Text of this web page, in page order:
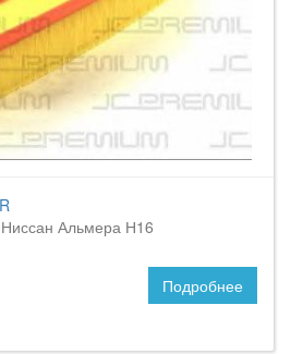
Альмера Н16
Подробнее